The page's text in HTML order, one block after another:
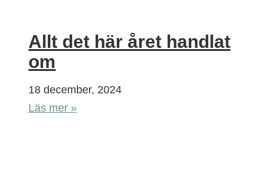
Allt det här året handlat
om
18 december, 2024
Läs mer »